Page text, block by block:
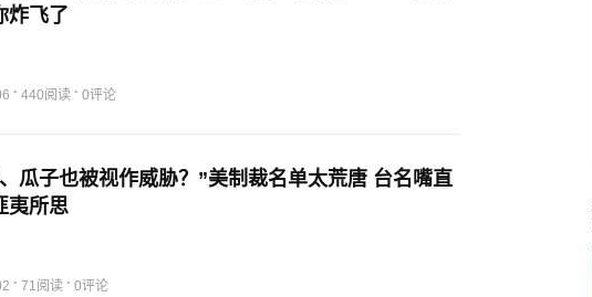
炸飞了
· 440阅读 · 0评论
瓜子也被视作威胁？”美制裁名单太荒唐 台名嘴直
夷所思
· 71阅读 · 0评论